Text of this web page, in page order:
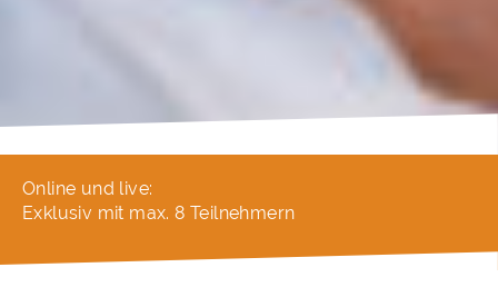
Online und live:
Exklusiv mit max. 8 Teilnehmern